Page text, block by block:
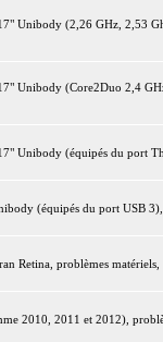
Unibody (2,26 GHz, 2,53
Unibody (Core2Duo 2,4
Unibody (équipés du port
(équipés du port USB
Retina, problèmes matériels,
2010, 2011 et 2012),